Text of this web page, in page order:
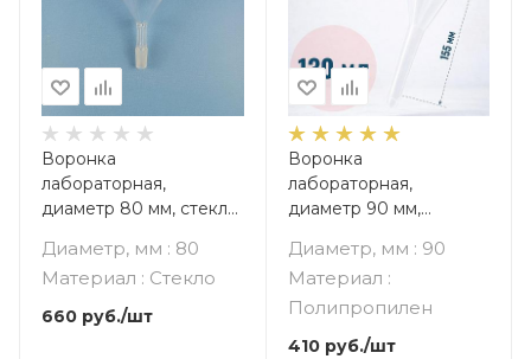
Воронка
лабораторная,
диаметр 80 мм, стекло,
Диаметр, мм : 80
Материал : Стекло
660 руб./шт
Воронка
лабораторная,
диаметр 90 мм,
Диаметр, мм : 90
Материал :
Полипропилен
410руб./шт